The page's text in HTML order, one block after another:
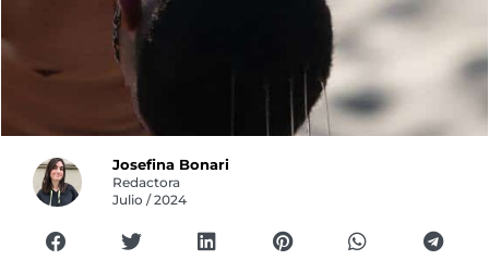
Josefina Bonari
Redactora
Julio / 2024